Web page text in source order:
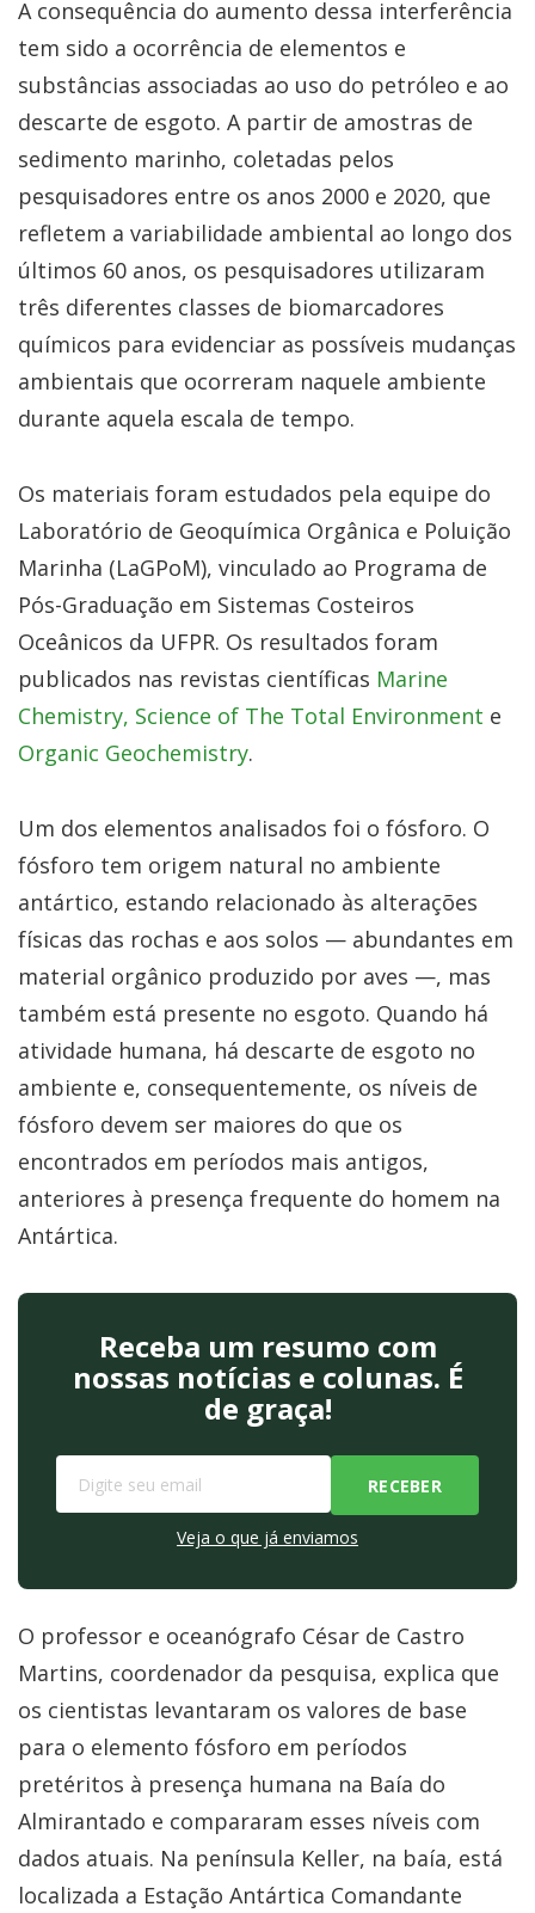
A consequência do aumento dessa interferência
tem sido a ocorrência de elementos e
substâncias associadas ao uso do petróleo e ao
descarte de esgoto. A partir de amostras de
sedimento marinho, coletadas pelos
pesquisadores entre os anos 2000 e 2020, que
refletem a variabilidade ambiental ao longo dos
últimos 60 anos, os pesquisadores utilizaram
três diferentes classes de biomarcadores
químicos para evidenciar as possíveis mudanças
ambientais que ocorreram naquele ambiente
durante aquela escala de tempo.
Os materiais foram estudados pela equipe do
Laboratório de Geoquímica Orgânica e Poluição
Marinha (LaGPoM), vinculado ao Programa de
Pós-Graduação em Sistemas Costeiros
Oceânicos da UFPR. Os resultados foram
publicados nas revistas científicas Marine
Chemistry, Science of The Total Environment e
Organic Geochemistry.
Um dos elementos analisados foi o fósforo. O
fósforo tem origem natural no ambiente
antártico, estando relacionado às alterações
físicas das rochas e aos solos — abundantes em
material orgânico produzido por aves —, mas
também está presente no esgoto. Quando há
atividade humana, há descarte de esgoto no
ambiente e, consequentemente, os níveis de
fósforo devem ser maiores do que os
encontrados em períodos mais antigos,
anteriores à presença frequente do homem na
Antártica.
Receba um resumo com
nossas notícias e colunas. É
de graça!
Veja o que já enviamos
O professor e oceanógrafo César de Castro
Martins, coordenador da pesquisa, explica que
os cientistas levantaram os valores de base
para o elemento fósforo em períodos
pretéritos à presença humana na Baía do
Almirantado e compararam esses níveis com
dados atuais. Na península Keller, na baía, está
localizada a Estação Antártica Comandante